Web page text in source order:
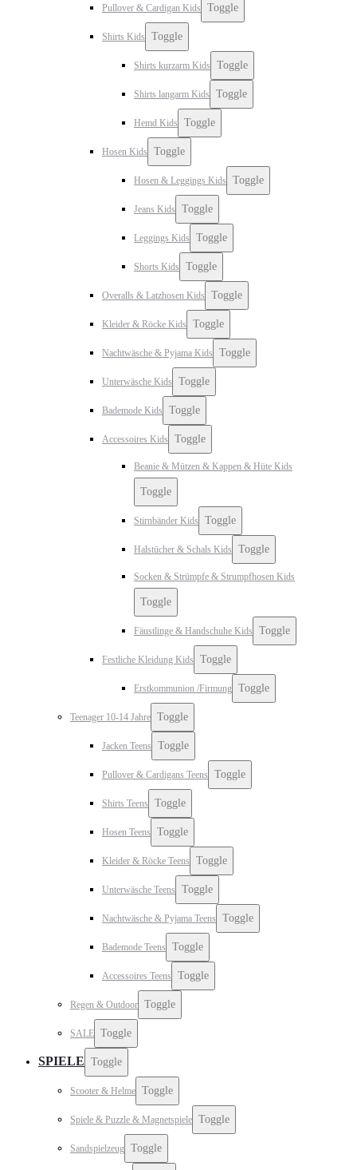
Pullover & Cardigan Kids Toggle
Shirts Kids Toggle
Shirts kurzarm Kids Toggle
Shirts langarm Kids Toggle
Hemd Kids Toggle
Hosen Kids Toggle
Hosen & Leggings Kids Toggle
Jeans Kids Toggle
Leggings Kids Toggle
Shorts Kids Toggle
Overalls & Latzhosen Kids Toggle
Kleider & Röcke Kids Toggle
Nachtwäsche & Pyjama Kids Toggle
Unterwäsche Kids Toggle
Bademode Kids Toggle
Accessoires Kids Toggle
Beanie & Mützen & Kappen & Hüte Kids
Toggle
Stirnbänder Kids Toggle
Halstücher & Schals Kids Toggle
Socken & Strümpfe & Strumpfhosen Kids
Toggle
Fäustlinge & Handschuhe Kids Toggle
Festliche Kleidung Kids Toggle
Erstkommunion /Firmung Toggle
Teenager 10-14 Jahre Toggle
Jacken Teens Toggle
Pullover & Cardigans Teens Toggle
Shirts Teens Toggle
Hosen Teens Toggle
Kleider & Röcke Teens Toggle
Unterwäsche Teens Toggle
Nachtwäsche & Pyjama Teens Toggle
Bademode Teens Toggle
Accessoires Teens Toggle
Regen & Outdoor Toggle
SALE Toggle
SPIELE Toggle
Scooter & Helme Toggle
Spiele & Puzzle & Magnetspiele Toggle
Sandspielzeug Toggle